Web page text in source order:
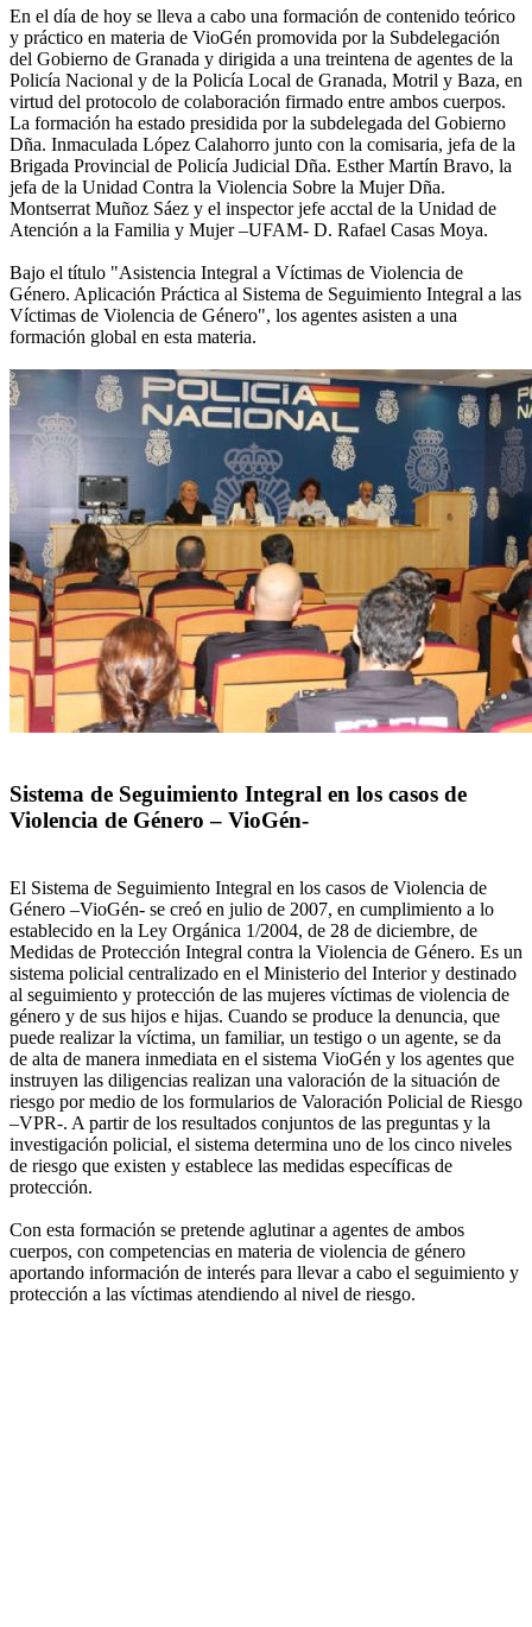
En el día de hoy se lleva a cabo una formación de contenido teórico
y práctico en materia de VioGén promovida por la Subdelegación
del Gobierno de Granada y dirigida a una treintena de agentes de la
Policía Nacional y de la Policía Local de Granada, Motril y Baza, en
virtud del protocolo de colaboración firmado entre ambos cuerpos.
La formación ha estado presidida por la subdelegada del Gobierno
Dña. Inmaculada López Calahorro junto con la comisaria, jefa de la
Brigada Provincial de Policía Judicial Dña. Esther Martín Bravo, la
jefa de la Unidad Contra la Violencia Sobre la Mujer Dña.
Montserrat Muñoz Sáez y el inspector jefe acctal de la Unidad de
Atención a la Familia y Mujer –UFAM- D. Rafael Casas Moya.
Bajo el título "Asistencia Integral a Víctimas de Violencia de
Género. Aplicación Práctica al Sistema de Seguimiento Integral a las
Víctimas de Violencia de Género", los agentes asisten a una
formación global en esta materia.
Sistema de Seguimiento Integral en los casos de
Violencia de Género – VioGén-
El Sistema de Seguimiento Integral en los casos de Violencia de
Género –VioGén- se creó en julio de 2007, en cumplimiento a lo
establecido en la Ley Orgánica 1/2004, de 28 de diciembre, de
Medidas de Protección Integral contra la Violencia de Género. Es un
sistema policial centralizado en el Ministerio del Interior y destinado
al seguimiento y protección de las mujeres víctimas de violencia de
género y de sus hijos e hijas. Cuando se produce la denuncia, que
puede realizar la víctima, un familiar, un testigo o un agente, se da
de alta de manera inmediata en el sistema VioGén y los agentes que
instruyen las diligencias realizan una valoración de la situación de
riesgo por medio de los formularios de Valoración Policial de Riesgo
–VPR-. A partir de los resultados conjuntos de las preguntas y la
investigación policial, el sistema determina uno de los cinco niveles
de riesgo que existen y establece las medidas específicas de
protección.
Con esta formación se pretende aglutinar a agentes de ambos
cuerpos, con competencias en materia de violencia de género
aportando información de interés para llevar a cabo el seguimiento y
protección a las víctimas atendiendo al nivel de riesgo.